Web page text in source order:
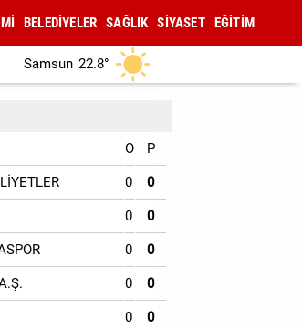
BELEDİYELER SAĞLIK SİYASET EĞİTİM
Samsun 22.8°
O P
0 0
0 0
0 0
0 0
0 0